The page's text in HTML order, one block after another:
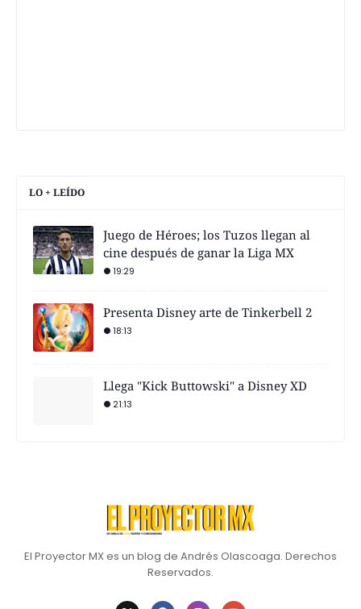
LO + LEÍDO
Juego de Héroes; los Tuzos llegan al
cine después de ganar la Liga MX
19:29
Presenta Disney arte de Tinkerbell 2
18:13
Llega "Kick Buttowski" a Disney XD
21:13
El Proyector MX es un blog de Andrés Olascoaga. Derechos
Reservados.